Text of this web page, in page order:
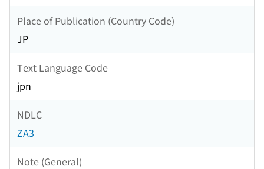
Place of Publication (Country Code)
JP
Text Language Code
jpn
NDLC
ZA3
Note (General)